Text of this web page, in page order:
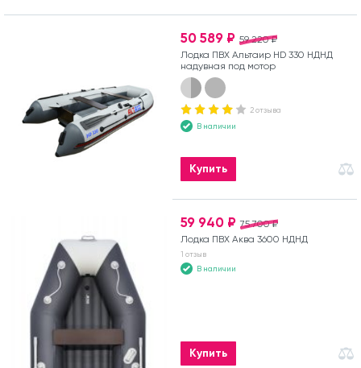
59 220 ₽
50 589 ₽
Лодка ПВХ Альтаир HD 330 НДНД
надувная под мотор
2 отзыва
В наличии
Купить
75 700 ₽
59 940 ₽
Лодка ПВХ Аква 3600 НДНД
1 отзыв
В наличии
Купить